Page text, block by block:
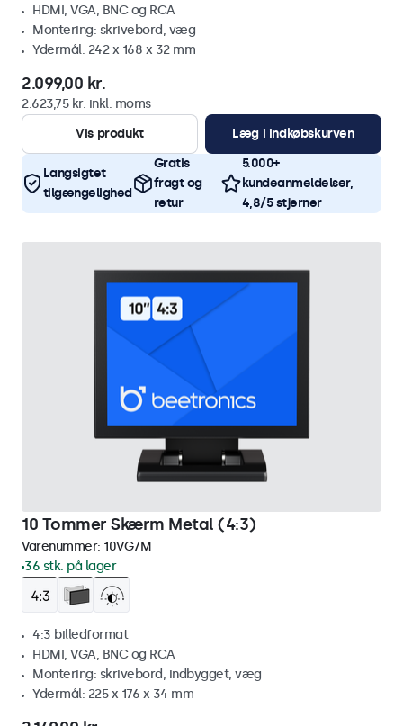
HDMI, VGA, BNC og RCA
Montering: skrivebord, væg
Ydermål: 242 x 168 x 32 mm
2.099,00 kr.
2.623,75 kr. inkl. moms
Vis produkt
Læg i indkøbskurven
Langsigtet
tilgængelighed
Gratis
fragt og
retur
5.000+
kundeanmeldelser,
4,8/5 stjerner
10 Tommer Skærm Metal (4:3)
Varenummer: 10VG7M
36 stk. på lager
4:3 billedformat
HDMI, VGA, BNC og RCA
Montering: skrivebord, indbygget, væg
Ydermål: 225 x 176 x 34 mm